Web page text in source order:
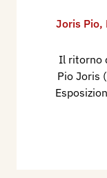
Joris Pio,
Il ritorno
Pio Joris